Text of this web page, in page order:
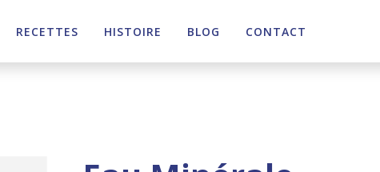
RECETTES HISTOIRE BLOG CONTACT